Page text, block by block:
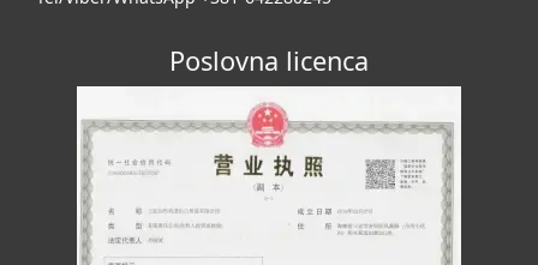
Poslovna licenca